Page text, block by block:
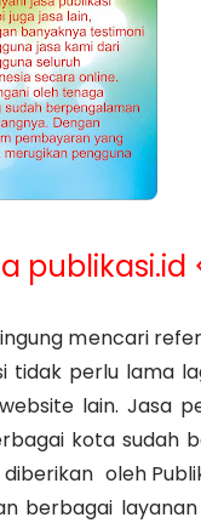
publikasi.id
mencari
tidak perlu lama
lain. Jasa
kota sudah
oleh
berbagai